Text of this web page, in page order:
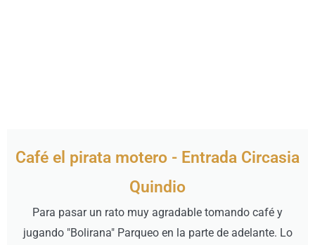
Café el pirata motero - Entrada Circasia
Quindio
Para pasar un rato muy agradable tomando café y
jugando "Bolirana" Parqueo en la parte de adelante. Lo